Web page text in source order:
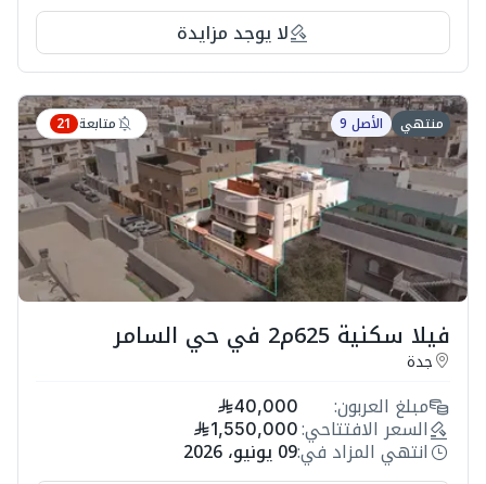
لا يوجد مزايدة
منتهي الأصل 9 متابعة 21
فيلا سكنية 625م2 في حي السامر
جدة
مبلغ العربون: 40,000
السعر الافتتاحي: 1,550,000
انتهي المزاد في:09 يونيو، 2026